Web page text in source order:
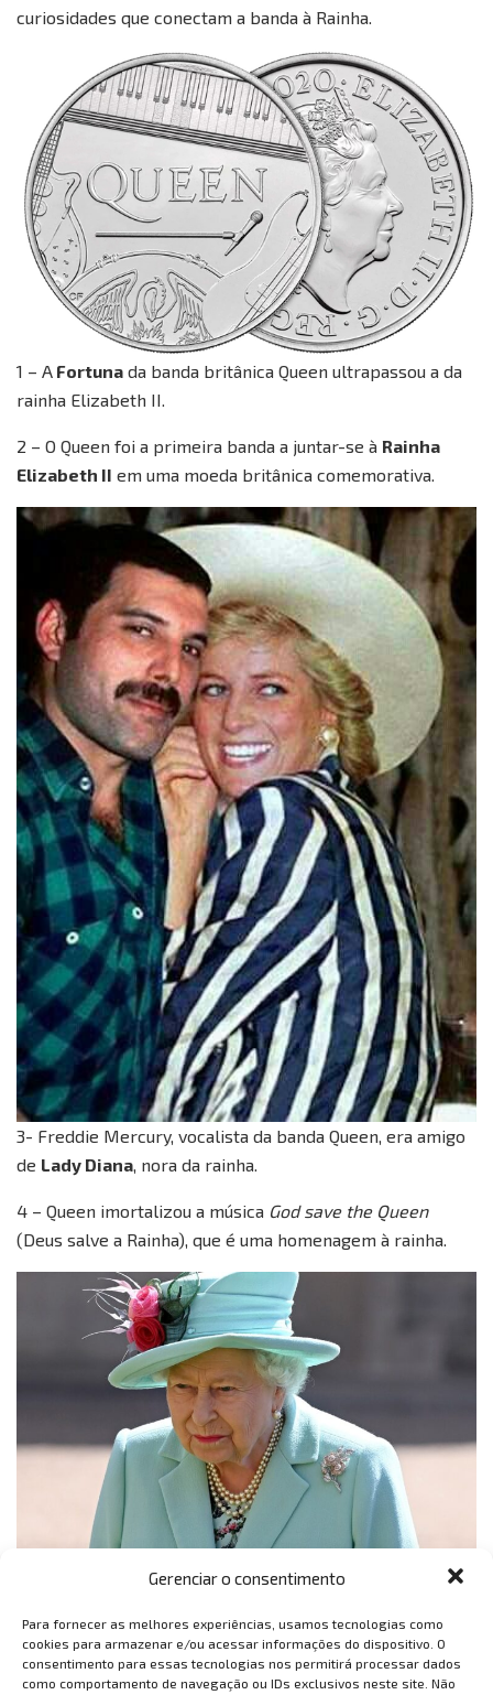
Gerenciar o consentimento
Para fornecer as melhores experiências, usamos tecnologias como
cookies para armazenar e/ou acessar informações do dispositivo. O
consentimento para essas tecnologias nos permitirá processar dados
como comportamento de navegação ou IDs exclusivos neste site. Não
curiosidades que conectam a banda à Rainha.
1 – A Fortuna da banda britânica Queen ultrapassou a da
rainha Elizabeth II.
2 – O Queen foi a primeira banda a juntar-se à Rainha
Elizabeth II em uma moeda britânica comemorativa.
3- Freddie Mercury, vocalista da banda Queen, era amigo
de Lady Diana, nora da rainha.
4 – Queen imortalizou a música God save the Queen
(Deus salve a Rainha), que é uma homenagem à rainha.
Tags: bbb 21 god save the queen juliette queen